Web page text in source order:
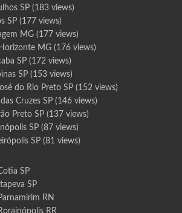
SP(183 views)
SP(177 views)
MG(177 views)
MG(176 views)
SP(172 views)
SP(153 views)
do Rio Preto SP(152 views)
Cruzes SP(146 views)
Preto SP(137 views)
SP(87 views)
SP(81 views)
SP
SP
RN